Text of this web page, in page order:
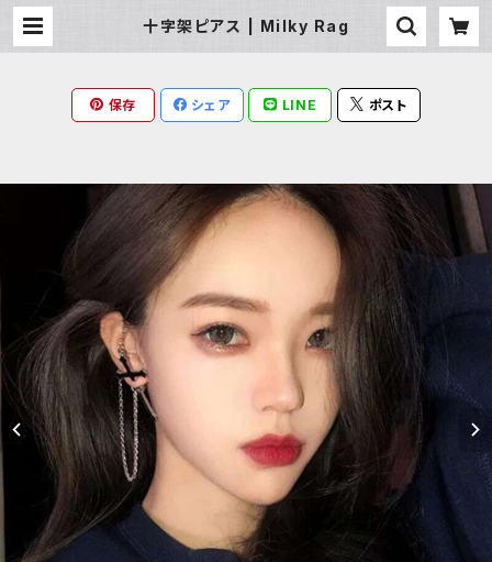
十字架ピアス | Milky Rag
保存 シェア LINE ポスト